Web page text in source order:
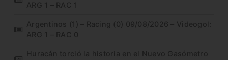
ARG 1 – RAC 1
Argentinos (1) – Racing (0) 09/08/2026 – Videogol:
ARG 1 – RAC 0
Huracán torció la historia en el Nuevo Gasómetro